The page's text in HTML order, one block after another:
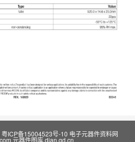
粤ICP备15004523号-10 电子元器件资料网
元器件图库dian.gd.cn